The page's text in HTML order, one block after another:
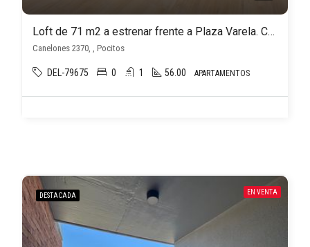
Loft de 71 m2 a estrenar frente a Plaza Varela. Con cochera. Sin gastos de ocupación!
Canelones 2370, , Pocitos
DEL-79675 0 1 56.00 APARTAMENTOS
DESTACADA EN VENTA